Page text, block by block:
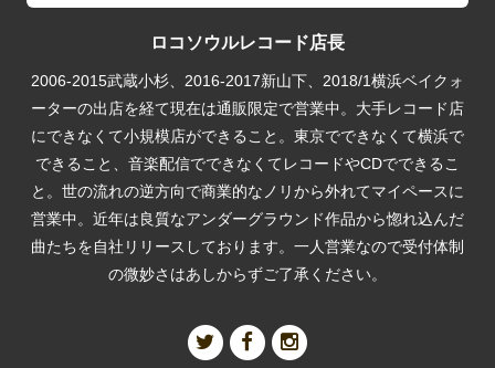
ロコソウルレコード店長
2006-2015武蔵小杉、2016-2017新山下、2018/1横浜ベイクォ
ーターの出店を経て現在は通販限定で営業中。大手レコード店
にできなくて小規模店ができること。東京でできなくて横浜で
できること、音楽配信でできなくてレコードやCDでできるこ
と。世の流れの逆方向で商業的なノリから外れてマイペースに
営業中。近年は良質なアンダーグラウンド作品から惚れ込んだ
曲たちを自社リリースしております。一人営業なので受付体制
の微妙さはあしからずご了承ください。